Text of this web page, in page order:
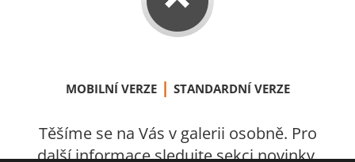
MOBILNÍ VERZE | STANDARDNÍ VERZE
Těšíme se na Vás v galerii osobně. Pro
další informace sledujte sekci novinky.